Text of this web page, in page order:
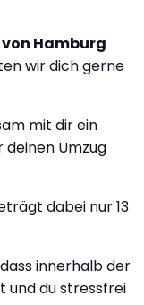
Hamburg
wir dich gerne
mit dir ein
deinen Umzug
dabei nur 13
innerhalb der
und du stressfrei